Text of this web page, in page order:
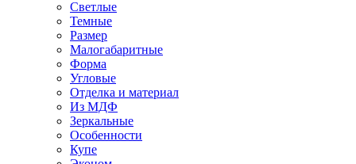
Светлые
Темные
Размер
Малогабаритные
Форма
Угловые
Отделка и материал
Из МДФ
Зеркальные
Особенности
Купе